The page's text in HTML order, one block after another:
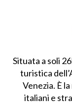
Situata a soli
turistica
Venezia. È
italiani e